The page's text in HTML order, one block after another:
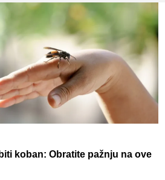
koban: Obratite pažnju na ove